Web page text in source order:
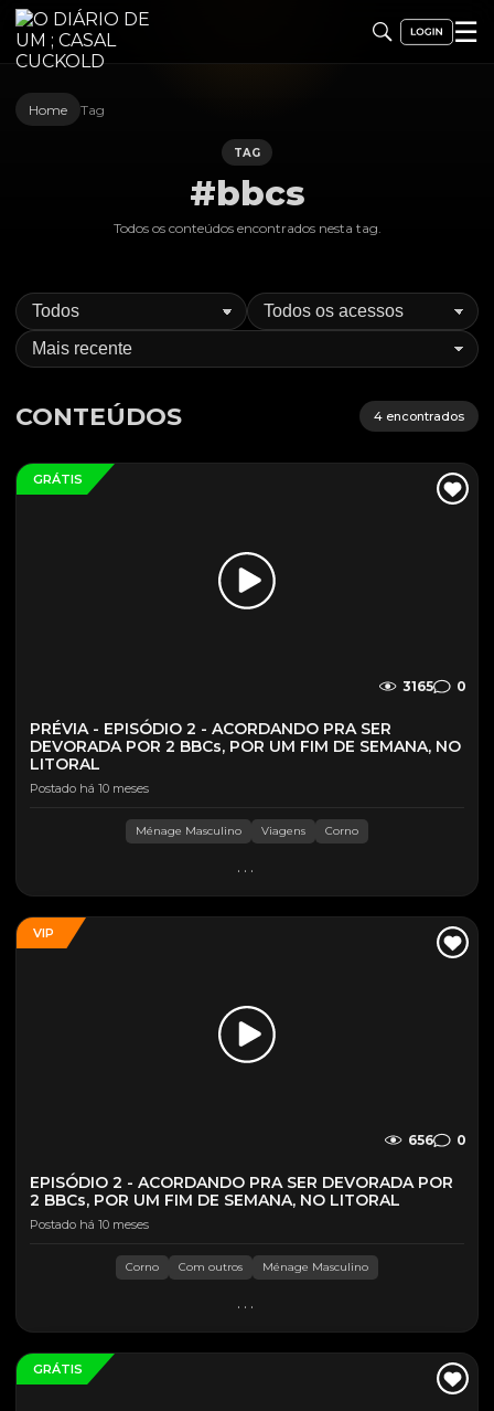
☰
Home Tag
TAG
#bbcs
Todos os conteúdos encontrados nesta tag.
CONTEÚDOS 4 encontrados
GRÁTIS
3165 0
PRÉVIA - EPISÓDIO 2 - ACORDANDO PRA SER
DEVORADA POR 2 BBCs, POR UM FIM DE SEMANA, NO
LITORAL
Postado há 10 meses
Ménage Masculino Viagens Corno
...
VIP
656 0
EPISÓDIO 2 - ACORDANDO PRA SER DEVORADA POR
2 BBCs, POR UM FIM DE SEMANA, NO LITORAL
Postado há 10 meses
Corno Com outros Ménage Masculino
...
GRÁTIS